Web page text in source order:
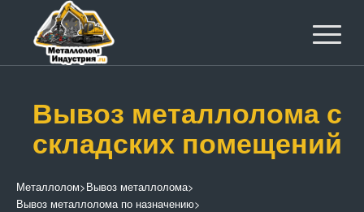
Вывоз металлолома с
складских помещений
Металлолом>Вывоз металлолома>
Вывоз металлолома по назначению>